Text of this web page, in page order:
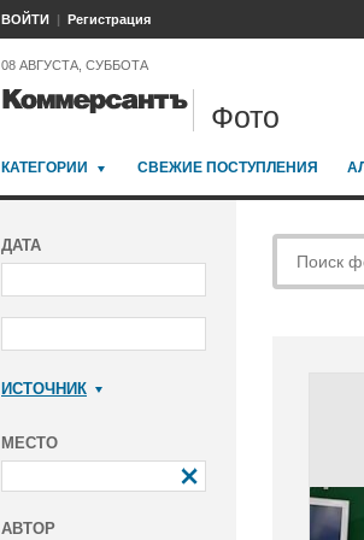
ВОЙТИ Регистрация
08 АВГУСТА, СУББОТА
Фото
КАТЕГОРИИ СВЕЖИЕ ПОСТУПЛЕНИЯ
ДАТА
ИСТОЧНИК
МЕСТО
АВТОР